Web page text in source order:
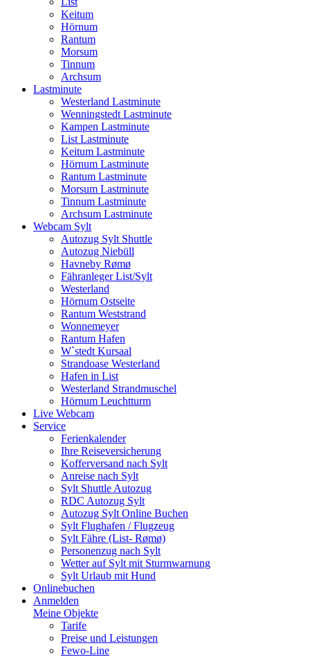
Keitum
Hörnum
Rantum
Morsum
Tinnum
Archsum
Lastminute
Westerland Lastminute
Wenningstedt Lastminute
Kampen Lastminute
List Lastminute
Keitum Lastminute
Hörnum Lastminute
Rantum Lastminute
Morsum Lastminute
Tinnum Lastminute
Archsum Lastminute
Webcam Sylt
Autozug Sylt Shuttle
Autozug Niebüll
Havneby Rømø
Fähranleger List/Sylt
Westerland
Hörnum Ostseite
Rantum Weststrand
Wonnemeyer
Rantum Hafen
W`stedt Kursaal
Strandoase Westerland
Hafen in List
Westerland Strandmuschel
Hörnum Leuchtturm
Live Webcam
Service
Ferienkalender
Ihre Reiseversicherung
Kofferversand nach Sylt
Anreise nach Sylt
Sylt Shuttle Autozug
RDC Autozug Sylt
Autozug Sylt Online Buchen
Sylt Flughafen / Flugzeug
Sylt Fähre (List- Rømø)
Personenzug nach Sylt
Wetter auf Sylt mit Sturmwarnung
Sylt Urlaub mit Hund
Onlinebuchen
Anmelden
Meine Objekte
Tarife
Preise und Leistungen
Fewo-Line